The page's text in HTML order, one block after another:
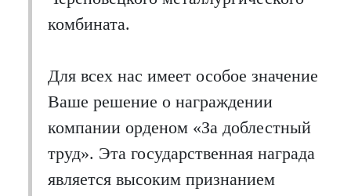
комбината.
Для всех нас имеет особое значение
Ваше решение о награждении
компании орденом «За доблестный
труд». Эта государственная награда
является высоким признанием